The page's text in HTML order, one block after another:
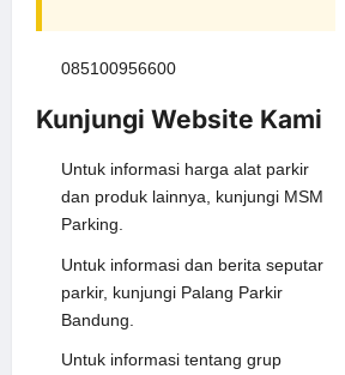
085100956600
Kunjungi Website Kami
Untuk informasi harga alat parkir
dan produk lainnya, kunjungi MSM
Parking.
Untuk informasi dan berita seputar
parkir, kunjungi Palang Parkir
Bandung
Untuk informasi tentang grup